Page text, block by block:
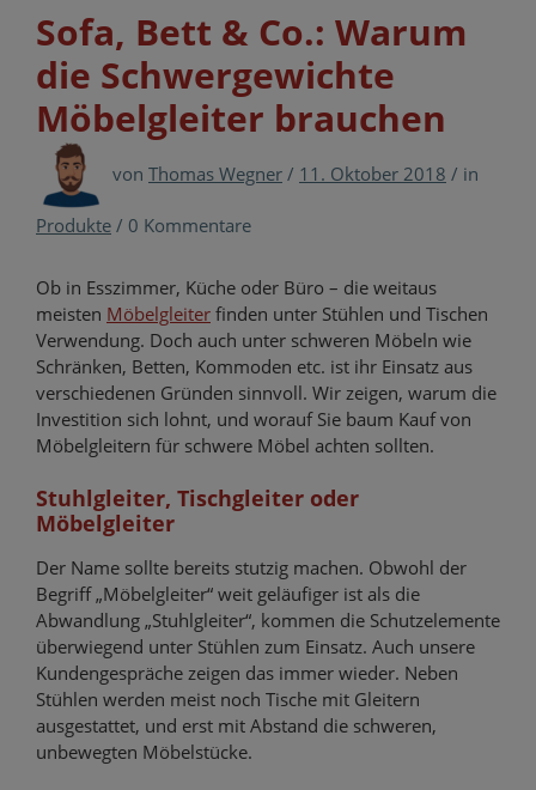
Sofa, Bett & Co.: Warum
die Schwergewichte
Möbelgleiter brauchen
von Thomas Wegner / 11. Oktober 2018 / in
Produkte / 0 Kommentare
Ob in Esszimmer, Küche oder Büro – die weitaus
meisten Möbelgleiter finden unter Stühlen und Tischen
Verwendung. Doch auch unter schweren Möbeln wie
Schränken, Betten, Kommoden etc. ist ihr Einsatz aus
verschiedenen Gründen sinnvoll. Wir zeigen, warum die
Investition sich lohnt, und worauf Sie baum Kauf von
Möbelgleitern für schwere Möbel achten sollten.
Stuhlgleiter, Tischgleiter oder
Möbelgleiter
Der Name sollte bereits stutzig machen. Obwohl der
Begriff „Möbelgleiter“ weit geläufiger ist als die
Abwandlung „Stuhlgleiter“, kommen die Schutzelemente
überwiegend unter Stühlen zum Einsatz. Auch unsere
Kundengespräche zeigen das immer wieder. Neben
Stühlen werden meist noch Tische mit Gleitern
ausgestattet, und erst mit Abstand die schweren,
unbewegten Möbelstücke.